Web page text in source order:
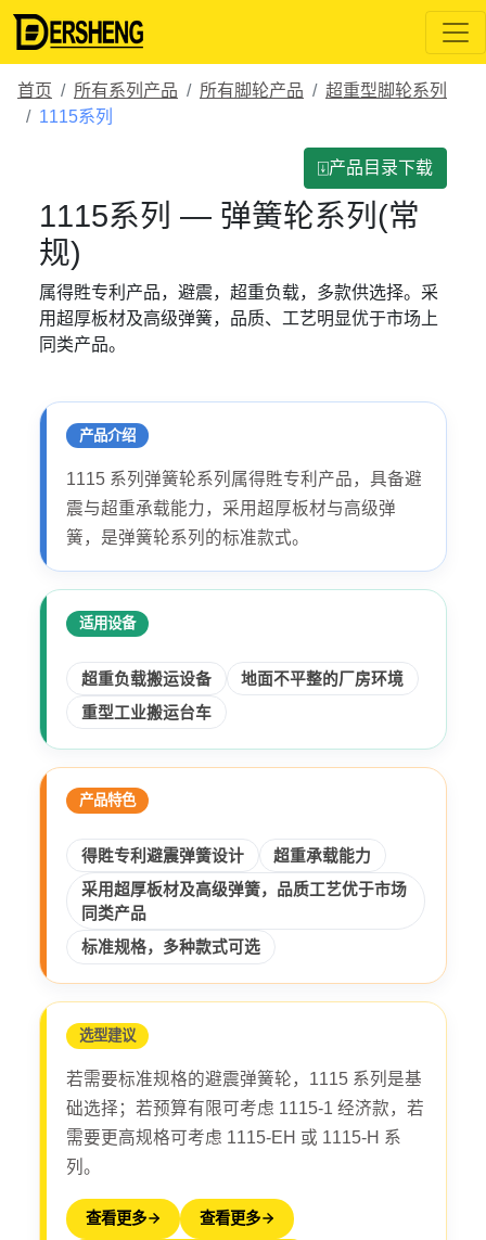
首页 所有系列产品 所有脚轮产品
超重型脚轮系列
1115系列
⍗产品目录下载
1115系列 — 弹簧轮系列(常
规)
属得貹专利产品，避震，超重负载，多款供选择。采
用超厚板材及高级弹簧，品质、工艺明显优于市场上
同类产品。
产品介绍
1115 系列弹簧轮系列属得貹专利产品，具备避
震与超重承载能力，采用超厚板材与高级弹
簧，是弹簧轮系列的标准款式。
适用设备
超重负载搬运设备
地面不平整的厂房环境
重型工业搬运台车
产品特色
得貹专利避震弹簧设计
超重承载能力
采用超厚板材及高级弹簧，品质工艺优于市场
同类产品
标准规格，多种款式可选
选型建议
若需要标准规格的避震弹簧轮，1115 系列是基
础选择；若预算有限可考虑 1115-1 经济款，若
需要更高规格可考虑 1115-EH 或 1115-H 系
列。
查看更多 查看更多